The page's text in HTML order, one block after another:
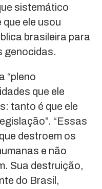
sistemático
ele usou
brasileira para
genocidas.
“pleno
que ele
tanto é que ele
“Essas
destroem os
e não
Sua destruição,
do Brasil,